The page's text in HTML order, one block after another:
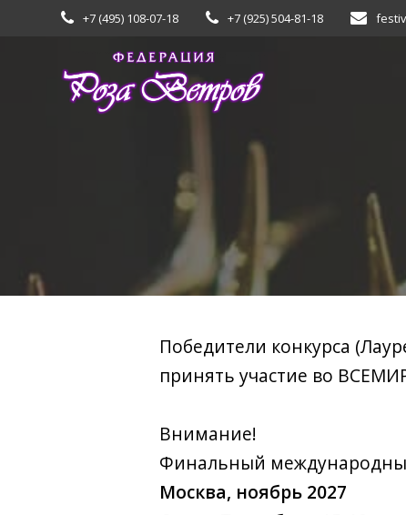
+7 (495) 108-07-18 +7 (925) 504-81-18
Победители конкурса
принять участие во
Внимание!
Финальный
Москва, ноябрь 2027